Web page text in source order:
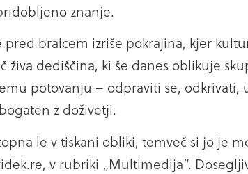
znanje.
pred bralcem izriše pokrajina, kjer
živa dediščina, ki še danes oblikuje
potovanju – odpraviti se, odkrivati,
z doživetji.
le v tiskani obliki, temveč si jo je
v rubriki „Multimedija”.